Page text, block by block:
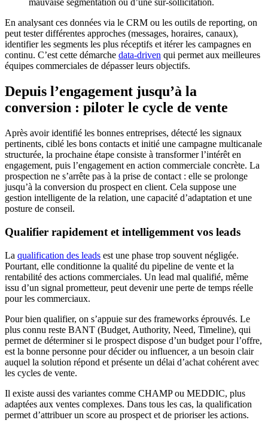
mauvaise segmentation ou d’une sur-sollicitation.
En analysant ces données via le CRM ou les outils de reporting, on
peut tester différentes approches (messages, horaires, canaux),
identifier les segments les plus réceptifs et itérer les campagnes en
continu. C’est cette démarche data-driven qui permet aux meilleures
équipes commerciales de dépasser leurs objectifs.
Depuis l’engagement jusqu’à la
conversion : piloter le cycle de vente
Après avoir identifié les bonnes entreprises, détecté les signaux
pertinents, ciblé les bons contacts et initié une campagne multicanale
structurée, la prochaine étape consiste à transformer l’intérêt en
engagement, puis l’engagement en action commerciale concrète. La
prospection ne s’arrête pas à la prise de contact : elle se prolonge
jusqu’à la conversion du prospect en client. Cela suppose une
gestion intelligente de la relation, une capacité d’adaptation et une
posture de conseil.
Qualifier rapidement et intelligemment vos leads
La qualification des leads est une phase trop souvent négligée.
Pourtant, elle conditionne la qualité du pipeline de vente et la
rentabilité des actions commerciales. Un lead mal qualifié, même
issu d’un signal prometteur, peut devenir une perte de temps réelle
pour les commerciaux.
Pour bien qualifier, on s’appuie sur des frameworks éprouvés. Le
plus connu reste BANT (Budget, Authority, Need, Timeline), qui
permet de déterminer si le prospect dispose d’un budget pour l’offre,
est la bonne personne pour décider ou influencer, a un besoin clair
auquel la solution répond et présente un délai d’achat cohérent avec
les cycles de vente.
Il existe aussi des variantes comme CHAMP ou MEDDIC, plus
adaptées aux ventes complexes. Dans tous les cas, la qualification
permet d’attribuer un score au prospect et de prioriser les actions.